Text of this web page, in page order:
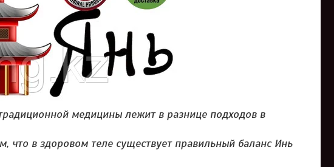
медицины лежит в разнице подходов в
что в здоровом теле существует правильный баланс Инь